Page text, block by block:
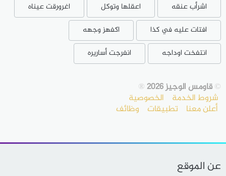
اشرأب عنقه
اعقلها وتوكل
اغرورقت عيناه
افتات عليه في كذا
اكفهز وجهه
انتفخت اوداجه
انفرجت أساريره
©قاومس الوجيز 2026 ®
شروط الخدمة الخصوصية
أعلن معنا تطبيقات وظائف
عن الموقع